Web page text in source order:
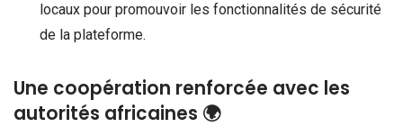
locaux pour promouvoir les fonctionnalités de sécurité
de la plateforme.
Une coopération renforcée avec les
autorités africaines 🌍